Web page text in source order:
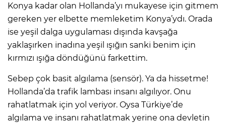
Konya kadar olan Hollanda’yı mukayese için gitmem
gereken yer elbette memleketim Konya’ydı. Orada
ise yeşil dalga uygulaması dışında kavşağa
yaklaşırken inadına yeşil ışığın sanki benim için
kırmızı ışığa döndüğünü farkettim.
Sebep çok basit algılama (sensör). Ya da hissetme!
Hollanda’da trafik lambası insanı algılıyor. Onu
rahatlatmak için yol veriyor. Oysa Türkiye’de
algılama ve insanı rahatlatmak yerine ona devletin